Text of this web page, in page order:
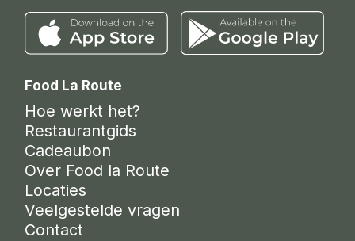
Food La Route
Hoe werkt het?
Restaurantgids
Cadeaubon
Over Food la Route
Locaties
Veelgestelde vragen
Contact